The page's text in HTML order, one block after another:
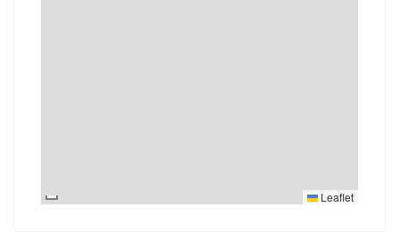
Leaflet